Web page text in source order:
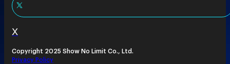
X
Copyright 2025 Show No Limit Co., Ltd.
Privacy Policy